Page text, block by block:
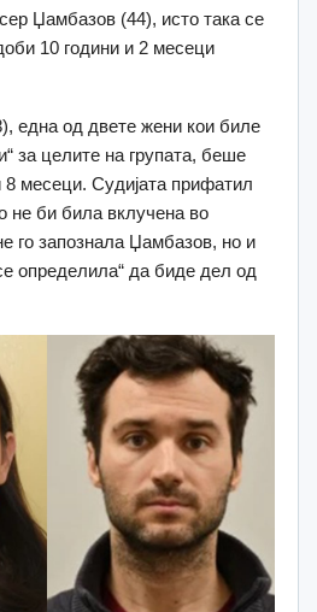
Џамбазов (44), исто така се
10 години и 2 месеци
една од двете жени кои биле
за целите на групата, беше
8 месеци. Судијата прифатил
не би била вклучена во
го запознала Џамбазов, но и
определила“ да биде дел од